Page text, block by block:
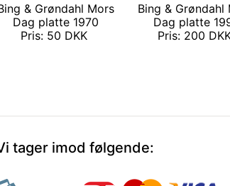
& Grøndahl Mors
Dag platte 1970
Pris: 50 DKK
Bing & Grøndahl
Dag platte
Pris: 200
tager imod følgende: